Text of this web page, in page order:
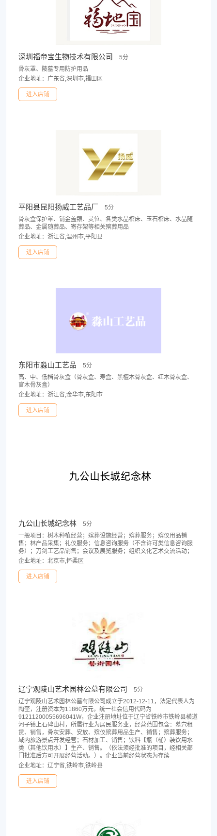
深圳福帝宝生物技术有限公司
5分
骨灰罩、陵墓专用防护用品
企业地址：广东省,深圳市,福田区
进入店铺
平阳县昆阳扬威工艺品厂
5分
骨灰盒保护罩、铺金盖银、灵位、各类水晶棺床、玉石棺床、水晶随
葬品、金属随葬品、寄存架等相关殡葬用品
企业地址：浙江省,温州市,平阳县
进入店铺
东阳市淼山工艺品
5分
高、中、低档骨灰盒（骨灰盒、寿盒、黑檀木骨灰盒、红木骨灰盒、
官木骨灰盒）
企业地址：浙江省,金华市,东阳市
进入店铺
九公山长城纪念林
5分
一般项目：树木种植经营；殡葬设施经营；殡葬服务；殡仪用品销
售；林产品采集；礼仪服务；信息咨询服务（不含许可类信息咨询服
务）；刀剑工艺品销售；会议及展览服务；组织文化艺术交流活动；
企业地址：北京市,怀柔区
进入店铺
辽宁观陵山艺术园林公墓有限公司
5分
辽宁观陵山艺术园林公墓有限公司成立于2012-12-11，法定代表人为
陶奎，注册资本为11860万元，统一社会信用代码为
91211200055696041W，企业注册地址位于辽宁省铁岭市铁岭县横道
河子镇上石碑山村，所属行业为居民服务业，经营范围包含：墓穴租
赁、销售，骨灰安葬、安放、殡仪殡葬用品生产、销售；殡葬服务；
域内旅游景点开发经营；石材加工、销售；饮料【瓶（桶）装饮用水
类（其他饮用水）】生产、销售。（依法须经批准的项目，经相关部
门批准后方可开展经营活动。）。企业当前经营状态为存续
企业地址：辽宁省,铁岭市,铁岭县
进入店铺